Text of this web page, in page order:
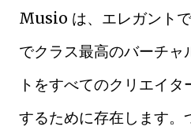
Musio は、エレガント
でクラス最高のバーチャ
トをすべてのクリエイ
するために存在します。